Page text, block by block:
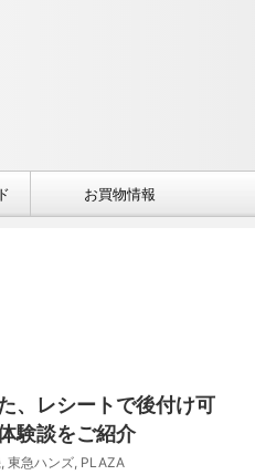
お買物情報
、レシートで後付け可
験談をご紹介
, 東急ハンズ, PLAZA